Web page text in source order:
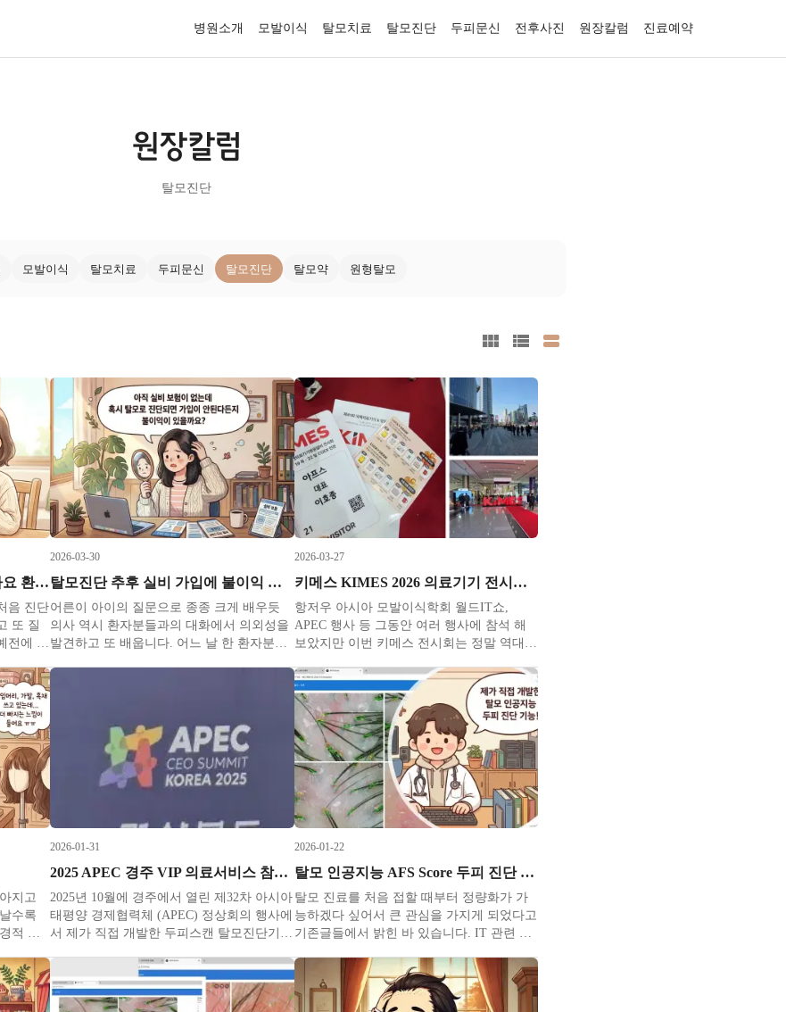
병원소개 모발이식 탈모치료 탈모진단 두피문신 전후사진 원장칼럼 진료예약
원장칼럼
탈모진단
모발이식 탈모치료 두피문신 탈모진단 탈모약 원형탈모
강남 탈모진단 원인이 유전인가요 환경인가요
음 진단
또 질
전에 쓴
에는
한번
을 통
2026-03-30
탈모진단 추후 실비 가입에 불이익 있나요
어른이 아이의 질문으로 종종 크게 배우듯
의사 역시 환자분들과의 대화에서 의외성을
발견하고 또 배웁니다. 어느 날 한 환자분께
되냐가 있어서 처음에는 못 알아들었는데
2026-03-27
키메스 KIMES 2026 의료기기 전시회 참가
항저우 아시아 모발이식학회 월드IT쇼,
APEC 행사 등 그동안 여러 행사에 참석 해
보았지만 이번 키메스 전시회는 정말 역대급
객이 함께한 행사였습니다. 입구부터 전시장
안까지 관람객과 참가자들로 북적였고 전시
회장 안팎에 차린 수많은 기업들의 부스에도
사람들이 정말 많았습니다. 참가하신
지고
수록
적 요
징이
되고
의 위
2026-01-31
2025 APEC 경주 VIP 의료서비스 참여 기업 선정
2025년 10월에 경주에서 열린 제32차 아시아
태평양 경제협력체 (APEC) 정상회의 행사에
서 제가 직접 개발한 두피스캔 탈모진단기
로 선정되어 각국 정상 및 주요 참여자분들
께 직접 시연할 수 있는 기회를 가졌습니다.
K-뷰티의 대표 제품과 기술을 선보이기 위해
2026-01-22
탈모 인공지능 AFS Score 두피 진단 지원
탈모 진료를 처음 접할 때부터 정량화가 가
능하겠다 싶어서 큰 관심을 가지게 되었다고
기존글들에서 밝힌 바 있습니다. IT 관련 현
걸 좋아해서 현업으로 의료인공지능을 하기
위해 진료과목과 대학원 등을 전부 이쪽으로
통일해오고 있습니다. 병행의 장점은 현장의